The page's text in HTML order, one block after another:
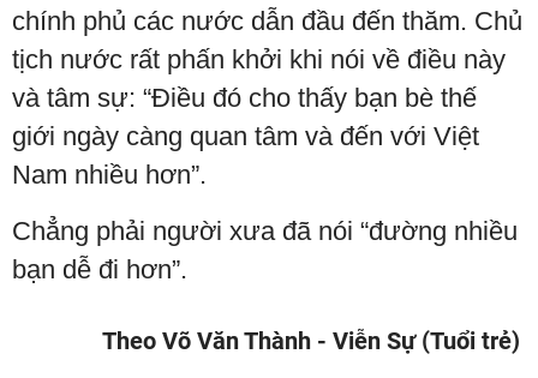
chính phủ các nước dẫn đầu đến thăm. Chủ
tịch nước rất phấn khởi khi nói về điều này
và tâm sự: “Điều đó cho thấy bạn bè thế
giới ngày càng quan tâm và đến với Việt
Nam nhiều hơn”.
Chẳng phải người xưa đã nói “đường nhiều
bạn dễ đi hơn”.
Theo Võ Văn Thành - Viễn Sự (Tuổi trẻ)